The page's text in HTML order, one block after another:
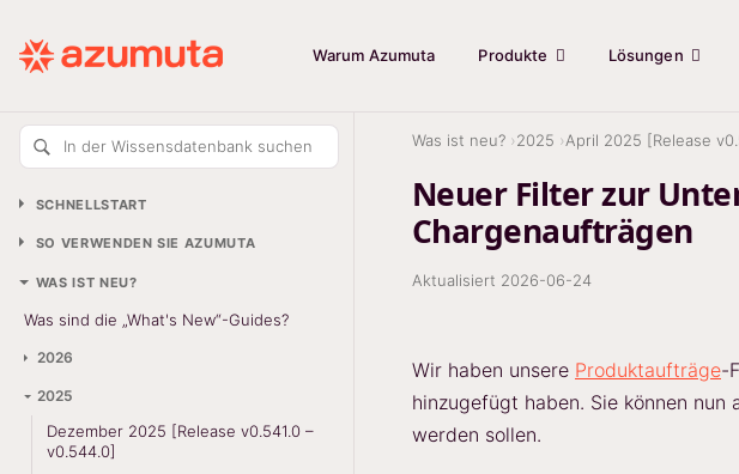
Warum Azumuta Produkte Lösungen
In der Wissensdatenbank suchen
SCHNELLSTART
SO VERWENDEN SIE AZUMUTA
WAS IST NEU?
Was sind die „What's New“-Guides?
2026
2025
Dezember 2025 [Release v0.541.0 –
v0.544.0]
Was ist neu? 2025 April 2025 [Release
Neuer Filter zur
Chargenaufträgen
Aktualisiert 2026-06-24
Wir haben unsere Produktaufträge-
hinzugefügt haben. Sie können
werden sollen.